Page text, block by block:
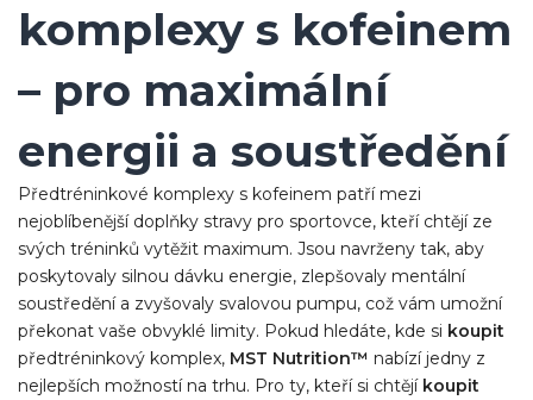
komplexy s kofeinem
– pro maximální
energii a soustředění
Předtréninkové komplexy s kofeinem patří mezi
nejoblíbenější doplňky stravy pro sportovce, kteří chtějí ze
svých tréninků vytěžit maximum. Jsou navrženy tak, aby
poskytovaly silnou dávku energie, zlepšovaly mentální
soustředění a zvyšovaly svalovou pumpu, což vám umožní
překonat vaše obvyklé limity. Pokud hledáte, kde si koupit
předtréninkový komplex, MST Nutrition™ nabízí jedny z
nejlepších možností na trhu. Pro ty, kteří si chtějí koupit